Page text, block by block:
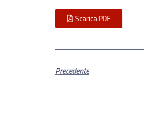
Scarica PDF
Precedente